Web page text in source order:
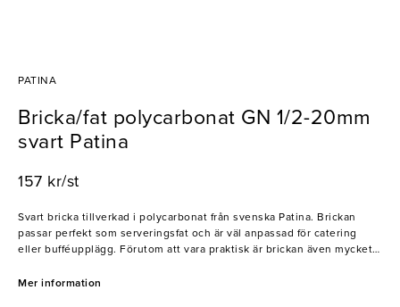
PATINA
Bricka/fat polycarbonat GN 1/2-20mm
svart Patina
157 kr/st
Svart bricka tillverkad i polycarbonat från svenska Patina. Brickan
passar perfekt som serveringsfat och är väl anpassad för catering
eller bufféupplägg. Förutom att vara praktisk är brickan även mycket
en kant på 20mm och är i standardmåtten 1/2. Patina har sedan 2002
Mer information